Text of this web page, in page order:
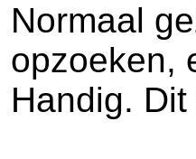
Normaal
opzoeken,
Handig.